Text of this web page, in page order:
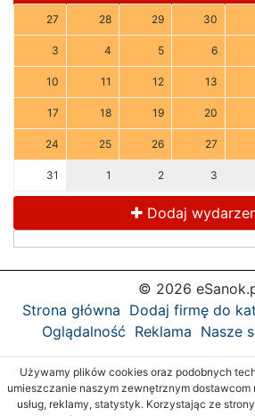
27 28 29 30
3 4 5 6
10 11 12 13
17 18 19 20
24 25 26 27
31 1 2 3
Dodaj
© 2026
Strona główna Dodaj firmę do
Oglądalność Reklama Nasze
Używamy plików cookies oraz podobnych
umieszczanie naszym zewnętrznym dostawcom
usług, reklamy, statystyk. Korzystając ze